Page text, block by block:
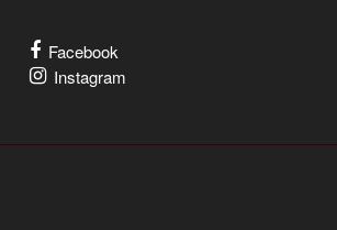
Facebook
Instagram